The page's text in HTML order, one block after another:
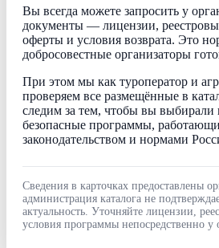
Вы всегда можете запросить у
документы — лицензии,
оферты и условия возврата. Это
добросовестные организаторы
При этом мы как туроператор и
проверяем все размещённые в
следим за тем, чтобы вы выбирали
безопасные программы,
законодательством и нормами
Сведения в карточках предоставлены
администрация каталога не
актуальность. Уточняйте лицензии,
условия программы непосредственно у